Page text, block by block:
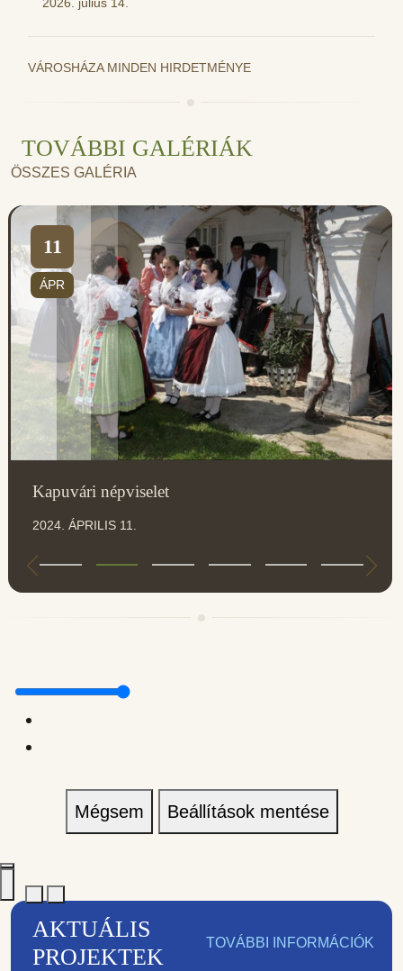
VÁROSHÁZA MINDEN HIRDETMÉNYE
TOVÁBBI GALÉRIÁK
ÖSSZES GALÉRIA
11
ÁPR
Kapuvári népviselet
2024. ÁPRILIS 11.
Mégsem Beállítások mentése
AKTUÁLIS
PROJEKTEK
TOVÁBBI INFORMÁCIÓK